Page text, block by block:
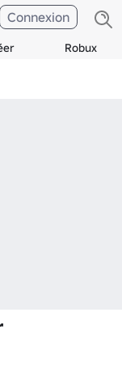
Robux
Connexion